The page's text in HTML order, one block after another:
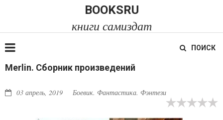
BOOKSRU
книги самиздат
ПОИСК
Merlin. Сборник произведений
03 апрель, 2019 Боевик. Фантастика. Фэнтези